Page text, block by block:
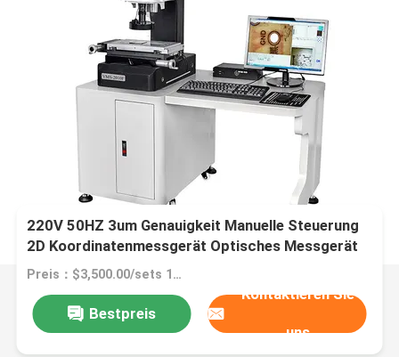
220V 50HZ 3um Genauigkeit Manuelle Steuerung
2D Koordinatenmessgerät Optisches Messgerät
Preis：$3,500.00/sets 1-1 sets
Bestpreis
Kontaktieren Sie
uns